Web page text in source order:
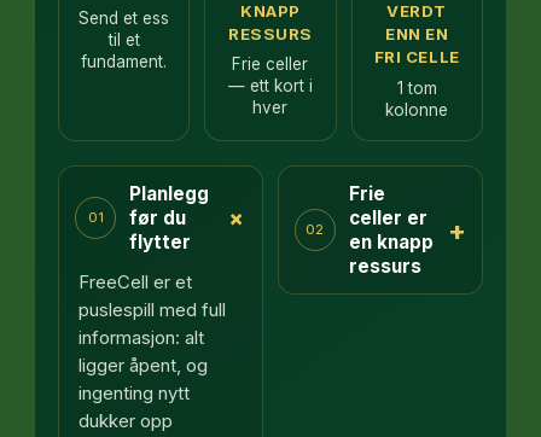
Send et ess
til et
fundament.
KNAPP
RESSURS
Frie celler
— ett kort i
hver
VERDT
ENN EN
FRI CELLE
1 tom
kolonne
01
Planlegg
før du
flytter
+
FreeCell er et
puslespill med full
informasjon: alt
ligger åpent, og
ingenting nytt
dukker opp
02
Frie
celler er
en knapp
ressurs
+